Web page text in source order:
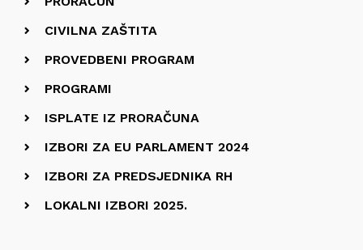
CIVILNA ZAŠTITA
PROVEDBENI PROGRAM
PROGRAMI
ISPLATE IZ PRORAČUNA
IZBORI ZA EU PARLAMENT 2024
IZBORI ZA PREDSJEDNIKA RH
LOKALNI IZBORI 2025.